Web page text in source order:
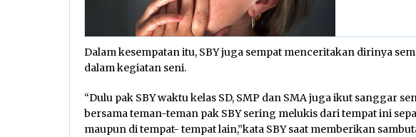
Dalam kesempatan itu, SBY juga sempat menceritakan dirinya
dalam kegiatan seni.
“Dulu pak SBY waktu kelas SD, SMP dan SMA juga ikut sanggar
bersama teman-teman pak SBY sering melukis dari tempat ini
maupun di tempat- tempat lain,”kata SBY saat memberikan